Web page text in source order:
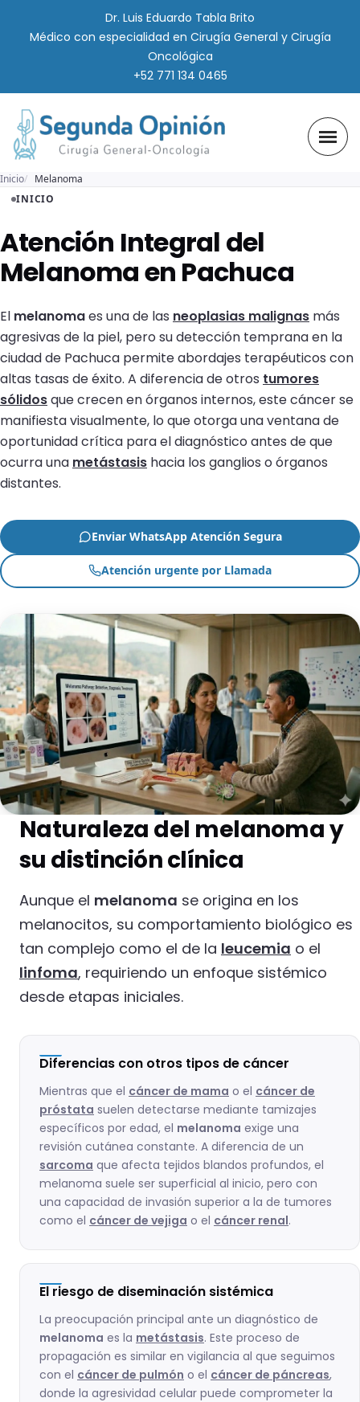
Dr. Luis Eduardo Tabla Brito
Médico con especialidad en Cirugía General y Cirugía
Oncológica
+52 771 134 0465
Inicio
Melanoma
INICIO
Atención Integral del
Melanoma en Pachuca
El melanomaes una de las neoplasias malignas más
agresivas de la piel, pero su detección temprana en la
ciudad de Pachuca permite abordajes terapéuticos con
altas tasas de éxito. A diferencia de otros tumores
sólidosque crecen en órganos internos, este cáncer se
manifiesta visualmente, lo que otorga una ventana de
oportunidad crítica para el diagnóstico antes de que
ocurra una metástasis hacia los ganglios o órganos
distantes.
Enviar WhatsApp Atención Segura
Atención urgente por Llamada
Naturaleza del melanoma y
su distinción clínica
Aunque el melanoma se origina en los
melanocitos, su comportamiento biológico es
tan complejo como el de la leucemia o el
linfoma, requiriendo un enfoque sistémico
desde etapas iniciales.
Diferencias con otros tipos de cáncer
Mientras que el cáncer de mama o el cáncer de
próstata suelen detectarse mediante tamizajes
específicos por edad, el melanoma exige una
revisión cutánea constante. A diferencia de un
sarcoma que afecta tejidos blandos profundos, el
melanoma suele ser superficial al inicio, pero con
una capacidad de invasión superior a la de tumores
como el cáncer de vejiga o el cáncer renal.
El riesgo de diseminación sistémica
La preocupación principal ante un diagnóstico de
melanoma es la metástasis. Este proceso de
propagación es similar en vigilancia al que seguimos
con el cáncer de pulmón o el cáncer de páncreas,
donde la agresividad celular puede comprometer la